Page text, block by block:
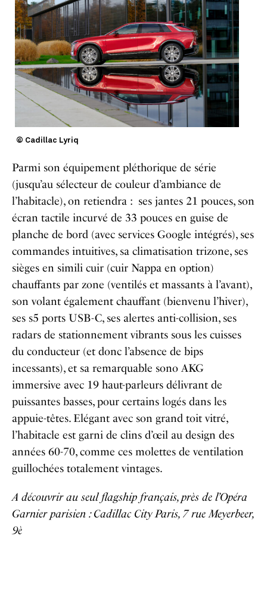
© Cadillac Lyriq
Parmi son équipement pléthorique de série
(jusqu’au sélecteur de couleur d’ambiance de
l’habitacle), on retiendra : ses jantes 21 pouces, son
écran tactile incurvé de 33 pouces en guise de
planche de bord (avec services Google intégrés), ses
commandes intuitives, sa climatisation trizone, ses
sièges en simili cuir (cuir Nappa en option)
chauffants par zone (ventilés et massants à l’avant),
son volant également chauffant (bienvenu l’hiver),
ses s5 ports USB-C, ses alertes anti-collision, ses
radars de stationnement vibrants sous les cuisses
du conducteur (et donc l’absence de bips
incessants), et sa remarquable sono AKG
immersive avec 19 haut-parleurs délivrant de
puissantes basses, pour certains logés dans les
appuie-têtes. Elégant avec son grand toit vitré,
l’habitacle est garni de clins d’œil au design des
années 60-70, comme ces molettes de ventilation
guillochées totalement vintages.
A découvrir au seul flagship français, près de l’Opéra
Garnier parisien : Cadillac City Paris, 7 rue Meyerbeer,
9è